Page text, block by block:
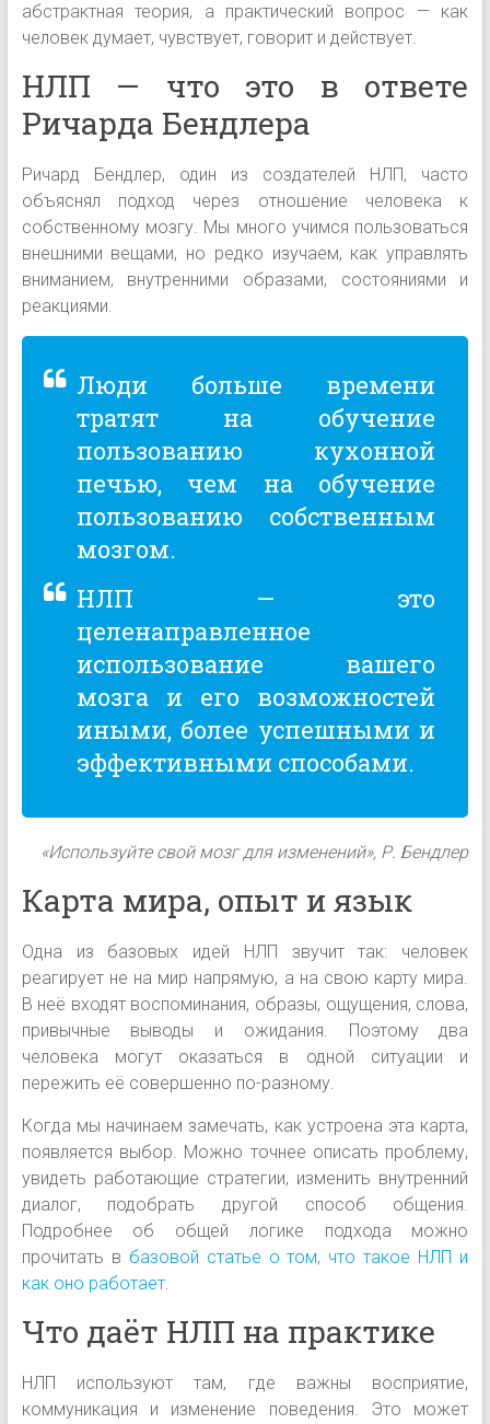
абстрактная теория, а практический вопрос — как
человек думает, чувствует, говорит и действует.
НЛП — что это в ответе
Ричарда Бендлера
Ричард Бендлер, один из создателей НЛП, часто
объяснял подход через отношение человека к
собственному мозгу. Мы много учимся пользоваться
внешними вещами, но редко изучаем, как управлять
вниманием, внутренними образами, состояниями и
реакциями.
Люди больше времени
тратят на обучение
пользованию кухонной
печью, чем на обучение
пользованию собственным
мозгом.
НЛП — это
целенаправленное
использование вашего
мозга и его возможностей
иными, более успешными и
эффективными способами.
«Используйте свой мозг для изменений», Р. Бендлер
Карта мира, опыт и язык
Одна из базовых идей НЛП звучит так: человек
реагирует не на мир напрямую, а на свою карту мира.
В неё входят воспоминания, образы, ощущения, слова,
привычные выводы и ожидания. Поэтому два
человека могут оказаться в одной ситуации и
пережить её совершенно по-разному.
Когда мы начинаем замечать, как устроена эта карта,
появляется выбор. Можно точнее описать проблему,
увидеть работающие стратегии, изменить внутренний
диалог, подобрать другой способ общения.
Подробнее об общей логике подхода можно
прочитать в базовой статье о том, что такое НЛП и
как оно работает.
Что даёт НЛП на практике
НЛП используют там, где важны восприятие,
коммуникация и изменение поведения. Это может